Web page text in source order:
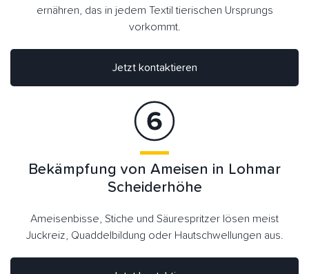
ernähren, das in jedem Textil tierischen Ursprungs
vorkommt.
Jetzt kontaktieren
Bekämpfung von Ameisen in Lohmar
Scheiderhöhe
Ameisenbisse, Stiche und Säurespritzer lösen meist
Juckreiz, Quaddelbildung oder Hautschwellungen aus.